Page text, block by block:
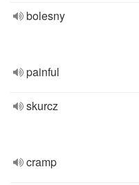
bolesny
painful
skurcz
cramp